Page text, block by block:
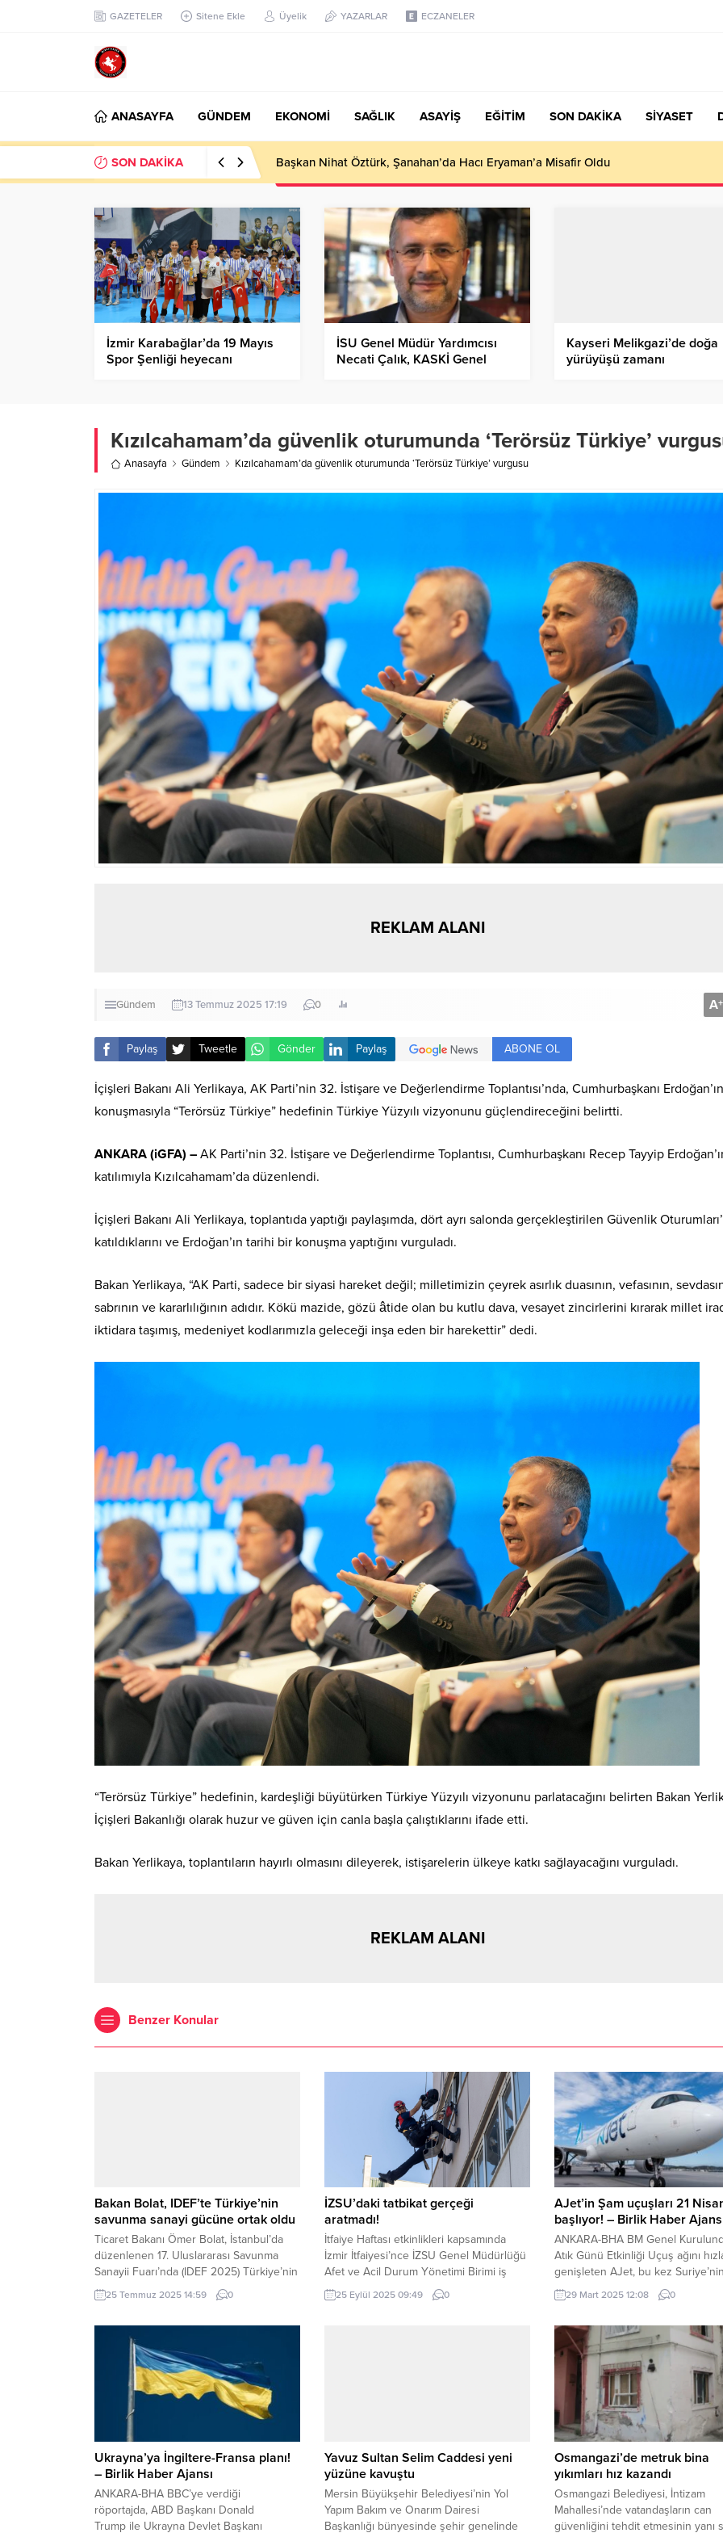
GAZETELER Sitene Ekle Üyelik YAZARLAR ECZANELER
ANASAYFA GÜNDEM EKONOMİ SAĞLIK ASAYİŞ EĞİTİM SON DAKİKA SİYASET
SON DAKİKA KANTİNLER LGS SINAV GÜNÜ KAPALI
İzmir Karabağlar’da 19 Mayıs
Spor Şenliği heyecanı
İSU Genel Müdür Yardımcısı
Necati Çalık, KASKİ Genel
Kayseri Melikgazi’de doğa
yürüyüşü zamanı
Kızılcahamam’da güvenlik oturumunda ‘Terörsüz Türkiye’
Anasayfa Gündem Kızılcahamam’da güvenlik oturumunda ‘Terörsüz Türkiye’ vurgusu
REKLAM ALANI
Gündem 13 Temmuz 2025 17:19 0 A+
Paylaş Tweetle Gönder Paylaş ABONE OL
İçişleri Bakanı Ali Yerlikaya, AK Parti’nin 32. İstişare ve Değerlendirme Toplantısı’nda, Cumhurbaşkanı
konuşmasıyla “Terörsüz Türkiye” hedefinin Türkiye Yüzyılı vizyonunu güçlendireceğini belirtti.
ANKARA (iGFA) – AK Parti’nin 32. İstişare ve Değerlendirme Toplantısı, Cumhurbaşkanı Recep Tayyip
katılımıyla Kızılcahamam’da düzenlendi.
İçişleri Bakanı Ali Yerlikaya, toplantıda yaptığı paylaşımda, dört ayrı salonda gerçekleştirilen Güvenlik
katıldıklarını ve Erdoğan’ın tarihi bir konuşma yaptığını vurguladı.
Bakan Yerlikaya, “AK Parti, sadece bir siyasi hareket değil; milletimizin çeyrek asırlık duasının, vefasının,
sabrının ve kararlılığının adıdır. Kökü mazide, gözü âtide olan bu kutlu dava, vesayet zincirlerini kırarak millet
iktidara taşımış, medeniyet kodlarımızla geleceği inşa eden bir harekettir” dedi.
“Terörsüz Türkiye” hedefinin, kardeşliği büyütürken Türkiye Yüzyılı vizyonunu parlatacağını belirten Bakan
İçişleri Bakanlığı olarak huzur ve güven için canla başla çalıştıklarını ifade etti.
Bakan Yerlikaya, toplantıların hayırlı olmasını dileyerek, istişarelerin ülkeye katkı sağlayacağını vurguladı.
REKLAM ALANI
Benzer Konular
Bakan Bolat, IDEF’te Türkiye’nin
savunma sanayi gücüne ortak oldu
Ticaret Bakanı Ömer Bolat, İstanbul’da
düzenlenen 17. Uluslararası Savunma
Sanayii Fuarı’nda (IDEF 2025) Türkiye’nin
savunma sanayisindeki başarılarını
vurguladı. “IDEF artık bir dünya markası”
ihracatının 8 milyar doları aşacağını
öngördü İSTANBUL (İGFA) – İstanbul Fuar
Merkezi’nde, Milli Savunma Bakanlığı ev
sahipliğinde ve Türk Silahlı Kuvvetlerini
Güçlendirme...
25 Temmuz 2025 14:59 0
İZSU’daki tatbikat gerçeği
aratmadı!
İtfaiye Haftası etkinlikleri kapsamında
İzmir İtfaiyesi’nce İZSU Genel Müdürlüğü
Afet ve Acil Durum Yönetimi Birimi iş
birliği ile düzenlenen yangın söndürme,
tahliye ve kurtarma tatbikatında nefes
25 Eylül 2025 09:49 0
AJet’in Şam uçuşları 21
başlıyor! – Birlik Haber
ANKARA-BHA BM Genel
Atık Günü Etkinliği Uçuş ağını
genişleten AJet, bu kez Suriye’nin
başkenti Şam’a sefer başlatıyor.
Hava Yolları’nın ardından AJet’in
Havalimanı’ndan 21 Nisan 2025’te
yapılacak. AJet, İstanbul ve
haftanın her günü Şam’a karşılıklı
düzenleyecek. AJet, 13 yıl...
29 Mart 2025 12:08 0
Ukrayna’ya İngiltere-Fransa planı!
– Birlik Haber Ajansı
ANKARA-BHA BBC’ye verdiği
röportajda, ABD Başkanı Donald
Trump ile Ukrayna Devlet Başkanı
Yavuz Sultan Selim Caddesi yeni
yüzüne kavuştu
Mersin Büyükşehir Belediyesi’nin Yol
Yapım Bakım ve Onarım Dairesi
Başkanlığı bünyesinde şehir genelinde
Osmangazi’de metruk bina
yıkımları hız kazandı
Osmangazi Belediyesi, İntizam
Mahallesi’nde vatandaşların can
güvenliğini tehdit etmesinin yanı